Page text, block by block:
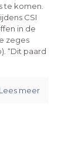
te komen.
CSI
in de
zeges
“Dit paard
Lees meer